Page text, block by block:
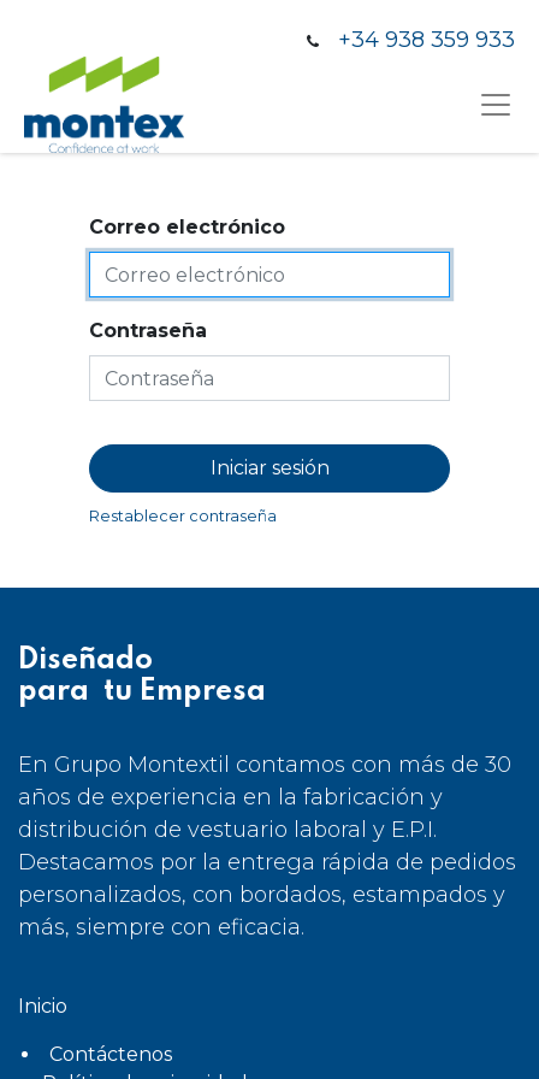
+34 938 359 933
Correo electrónico
Contraseña
Iniciar sesión
Restablecer contraseña
Diseñado
para tu Empresa
En Grupo Montextil contamos con más de 30
años de experiencia en la fabricación y
distribución de vestuario laboral y E.P.I.
Destacamos por la entrega rápida de pedidos
personalizados, con bordados, estampados y
más, siempre con eficacia.
Inicio
Contáctenos